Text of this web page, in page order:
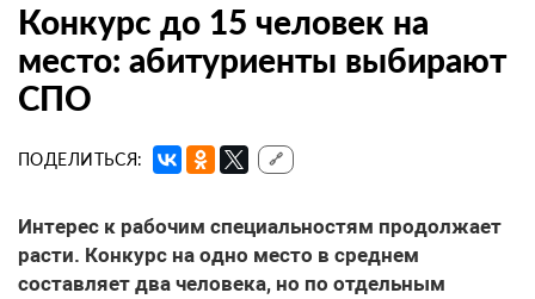
Конкурс до 15 человек на
место: абитуриенты выбирают
СПО
ПОДЕЛИТЬСЯ: 🔗
Интерес к рабочим специальностям продолжает
расти. Конкурс на одно место в среднем
составляет два человека, но по отдельным